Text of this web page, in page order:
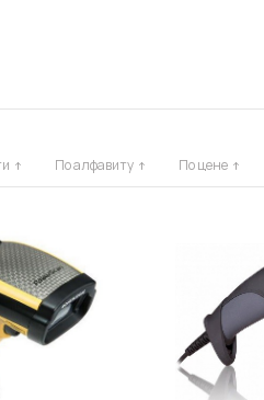
По алфавиту По цене